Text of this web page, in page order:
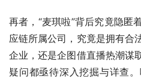
再者，“麦琪啦”背后究竟隐匿
应链所属公司，究竟是拥有合
企业，还是企图借直播热潮谋
疑问都亟待深入挖掘与详查